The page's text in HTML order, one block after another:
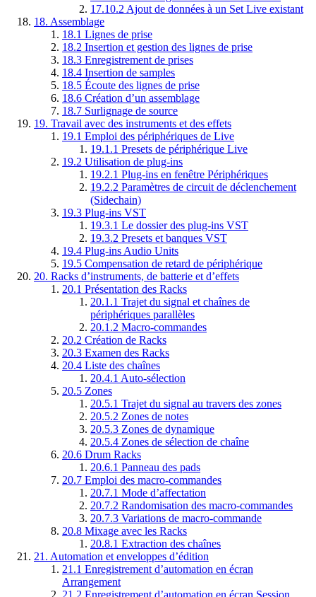
17.10.2 Ajout de données à un Set Live existant
18. Assemblage
18.1 Lignes de prise
18.2 Insertion et gestion des lignes de prise
18.3 Enregistrement de prises
18.4 Insertion de samples
18.5 Écoute des lignes de prise
18.6 Création d’un assemblage
18.7 Surlignage de source
19. Travail avec des instruments et des effets
19.1 Emploi des périphériques de Live
19.1.1 Presets de périphérique Live
19.2 Utilisation de plug-ins
19.2.1 Plug-ins en fenêtre Périphériques
19.2.2 Paramètres de circuit de déclenchement
(Sidechain)
19.3 Plug-ins VST
19.3.1 Le dossier des plug-ins VST
19.3.2 Presets et banques VST
19.4 Plug-ins Audio Units
19.5 Compensation de retard de périphérique
20. Racks d’instruments, de batterie et d’effets
20.1 Présentation des Racks
20.1.1 Trajet du signal et chaînes de
périphériques parallèles
20.1.2 Macro-commandes
20.2 Création de Racks
20.3 Examen des Racks
20.4 Liste des chaînes
20.4.1 Auto-sélection
20.5 Zones
20.5.1 Trajet du signal au travers des zones
20.5.2 Zones de notes
20.5.3 Zones de dynamique
20.5.4 Zones de sélection de chaîne
20.6 Drum Racks
20.6.1 Panneau des pads
20.7 Emploi des macro-commandes
20.7.1 Mode d’affectation
20.7.2 Randomisation des macro-commandes
20.7.3 Variations de macro-commande
20.8 Mixage avec les Racks
20.8.1 Extraction des chaînes
21. Automation et enveloppes d’édition
21.1 Enregistrement d’automation en écran
Arrangement
21.2 Enregistrement d’automation en écran Session